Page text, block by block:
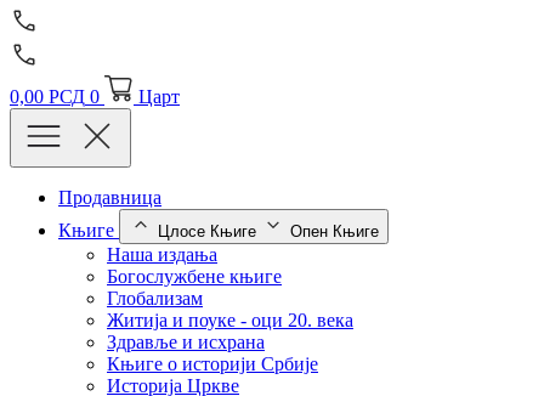
0,00 РСД 0 Царт
Продавница
Књиге
Цлосе Књиге Опен Књиге
Наша издања
Богослужбене књиге
Глобализам
Житија и поуке - оци 20. века
Здравље и исхрана
Књиге о историји Србије
Историја Цркве